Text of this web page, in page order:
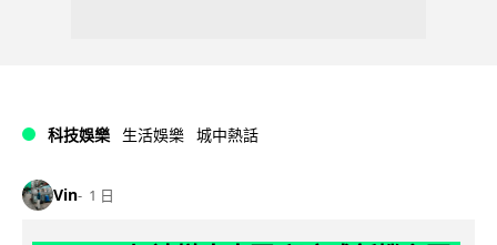
科技娛樂 生活娛樂 城中熱話
Vin 1 日